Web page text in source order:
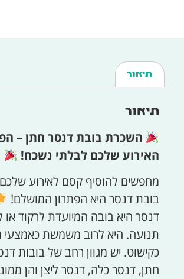
תיאור
תיאור
השכרת בובת דנסר חתן –
האירוע שלכם לבלתי נשכח!
מחפשים להוסיף קסם לאירוע
בובת דנסר היא הפתרון המושלם!
דנסר היא בובה המיועדת לרקוד או
תנועה. היא לרוב משמשת
כקישוט. יש מגוון רחב של בובות
חתן, דנסר כלה, דנסר ליצן והן